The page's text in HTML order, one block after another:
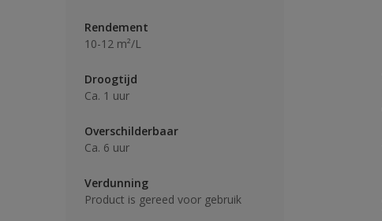
Rendement
10-12 m²/L
Droogtijd
Ca. 1 uur
Overschilderbaar
Ca. 6 uur
Verdunning
Product is gereed voor gebruik